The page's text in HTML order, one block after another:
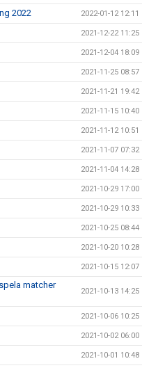
2022 2022-01-12 12:11
2021-12-22 11:25
2021-12-04 18:09
2021-11-25 08:57
2021-11-21 19:42
2021-11-15 10:40
2021-11-12 10:51
2021-11-07 07:32
2021-11-04 14:28
2021-10-29 17:00
2021-10-29 10:33
2021-10-25 08:44
2021-10-20 10:28
2021-10-15 12:07
matcher
2021-10-13 14:25
2021-10-06 10:25
2021-10-02 06:00
2021-10-01 10:48